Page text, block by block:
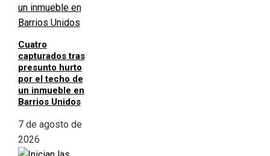
Cuatro
capturados tras
presunto hurto
por el techo de
un inmueble en
Barrios Unidos
7 de agosto de
2026